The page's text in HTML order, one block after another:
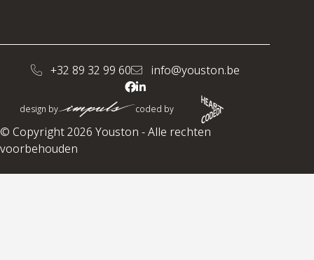
+32 89 32 99 60 info@youston.be
design by coded by
© Copyright 2026 Youston - Alle rechten
voorbehouden